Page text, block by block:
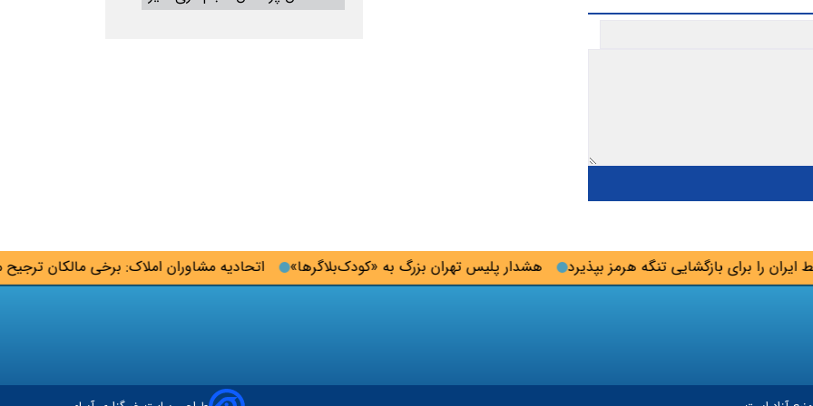
اتحادیه مشاوران املاک: برخی مالکان ترجیح هشدار پلیس تهران بزرگ به «کودک‌بلاگرها» را برای بازگشایی تنگه هرمز‌ بپذیرد